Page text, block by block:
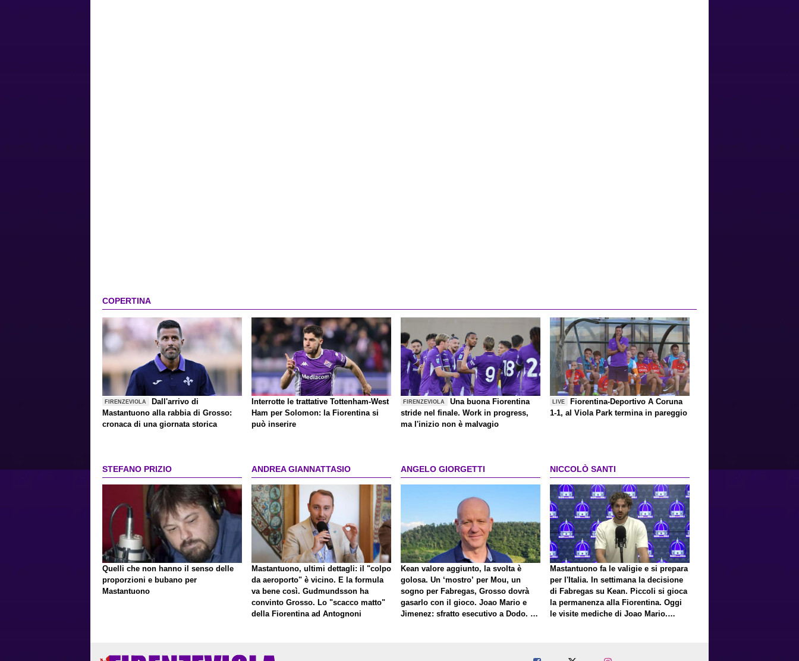
COPERTINA
FIRENZEVIOLA
Dall'arrivo di
Mastantuono alla rabbia di Grosso:
cronaca di una giornata storica
Interrotte le trattative Tottenham-West
Ham per Solomon: la Fiorentina si
può inserire
FIRENZEVIOLA
Una buona Fiorentina
stride nel finale. Work in progress,
ma l'inizio non è malvagio
LIVE
Fiorentina-Deportivo A Coruna
1-1, al Viola Park termina in pareggio
STEFANO PRIZIO
Quelli che non hanno il senso delle
proporzioni e bubano per
Mastantuono
ANDREA GIANNATTASIO
Mastantuono, ultimi dettagli: il "colpo
da aeroporto" è vicino. E la formula
va bene così. Gudmundsson ha
convinto Grosso. Lo "scacco matto"
della Fiorentina ad Antognoni
ANGELO GIORGETTI
Kean valore aggiunto, la svolta è
golosa. Un ‘mostro’ per Mou, un
sogno per Fabregas, Grosso dovrà
gasarlo con il gioco. Joao Mario e
Jimenez: sfratto esecutivo a Dodo. E
NICCOLÒ SANTI
Mastantuono fa le valigie e si prepara
per l'Italia. In settimana la decisione
di Fabregas su Kean. Piccoli si gioca
la permanenza alla Fiorentina. Oggi
le visite mediche di Joao Mario.